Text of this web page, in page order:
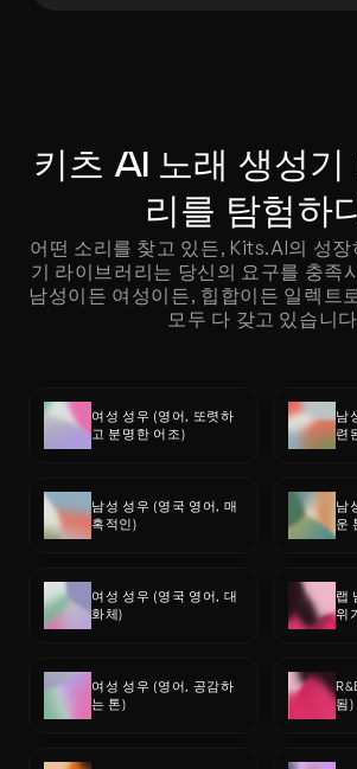
키츠 AI 노래 생성기
리를 탐험하
어떤 소리를 찾고 있든, Kits.AI의 성장
기 라이브러리는 당신의 요구를 충족
남성이든 여성이든, 힙합이든 일렉트
모두 다 갖고 있습니
여성 성우 (영어, 또렷하
고 분명한 어조)
남
련
남성 성우 (영국 영어, 매
혹적인)
남
운
여성 성우 (영국 영어, 대
화체)
랩
위
여성 성우 (영어, 공감하
는 톤)
됨)